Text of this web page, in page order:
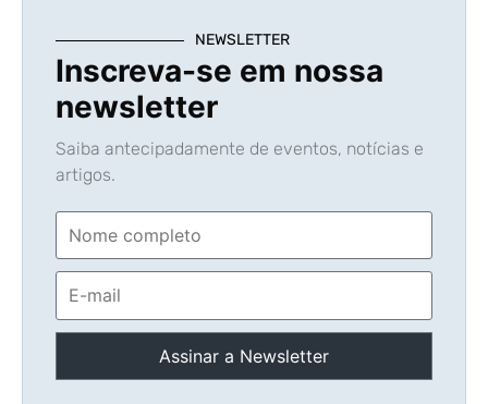
NEWSLETTER
Inscreva-se em nossa
newsletter
Saiba antecipadamente de eventos, notícias e
artigos.